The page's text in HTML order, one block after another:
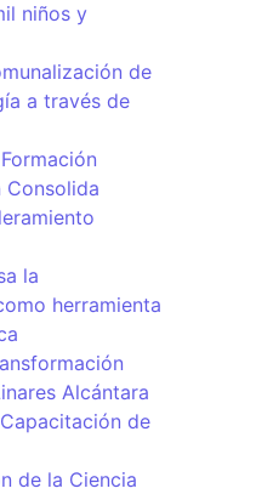
niños y
de
a través de
Consolida
la
herramienta
Alcántara
de
de la Ciencia